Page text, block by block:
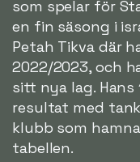
som spelar för
en fin säsong i
Petah Tikva där
2022/2023, och
sitt nya lag.
resultat med
klubb som
tabellen.